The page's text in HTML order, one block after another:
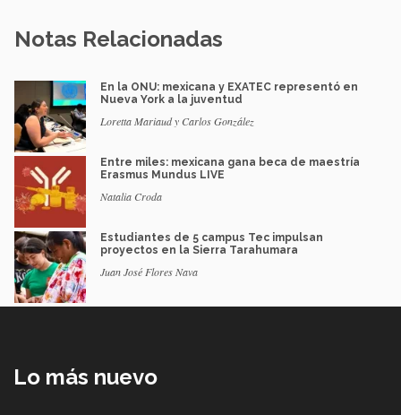
Notas Relacionadas
En la ONU: mexicana y EXATEC representó en
Nueva York a la juventud
Loretta Mariaud y Carlos González
Entre miles: mexicana gana beca de maestría
Erasmus Mundus LIVE
Natalia Croda
Estudiantes de 5 campus Tec impulsan
proyectos en la Sierra Tarahumara
Juan José Flores Nava
Lo más nuevo